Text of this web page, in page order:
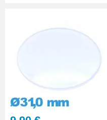
41,90 €